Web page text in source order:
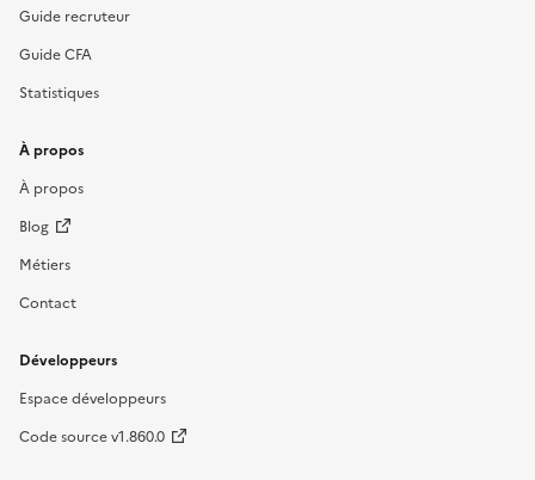
Guide recruteur
Guide CFA
Statistiques
À propos
À propos
Blog
Métiers
Contact
Développeurs
Espace développeurs
Code source v1.860.0